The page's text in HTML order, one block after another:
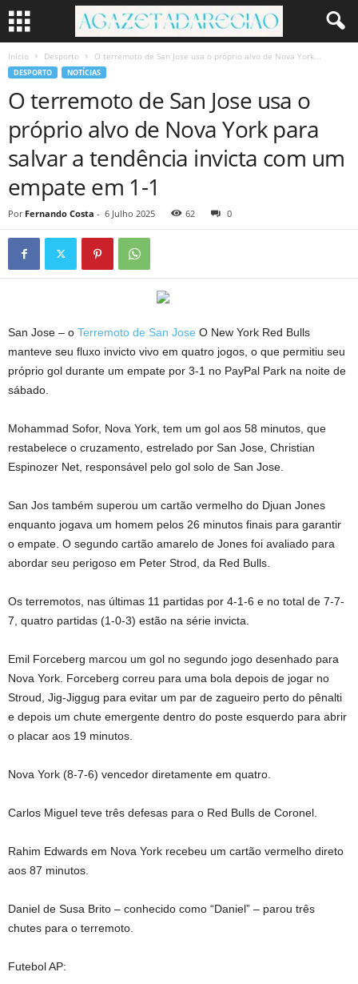
Início Desporto O terremoto de San Jose usa o próprio alvo de Nova York...
DESPORTO NOTÍCIAS
O terremoto de San Jose usa o
próprio alvo de Nova York para
salvar a tendência invicta com um
empate em 1-1
Por Fernando Costa - 6 Julho 2025 62 0
San Jose – o Terremoto de San Jose O New York Red Bulls
manteve seu fluxo invicto vivo em quatro jogos, o que permitiu seu
próprio gol durante um empate por 3-1 no PayPal Park na noite de
sábado.
Mohammad Sofor, Nova York, tem um gol aos 58 minutos, que
restabelece o cruzamento, estrelado por San Jose, Christian
Espinozer Net, responsável pelo gol solo de San Jose.
San Jos também superou um cartão vermelho do Djuan Jones
enquanto jogava um homem pelos 26 minutos finais para garantir
o empate. O segundo cartão amarelo de Jones foi avaliado para
abordar seu perigoso em Peter Strod, da Red Bulls.
Os terremotos, nas últimas 11 partidas por 4-1-6 e no total de 7-7-
7, quatro partidas (1-0-3) estão na série invicta.
Emil Forceberg marcou um gol no segundo jogo desenhado para
Nova York. Forceberg correu para uma bola depois de jogar no
Stroud, Jig-Jiggug para evitar um par de zagueiro perto do pênalti
e depois um chute emergente dentro do poste esquerdo para abrir
o placar aos 19 minutos.
Nova York (8-7-6) vencedor diretamente em quatro.
Carlos Miguel teve três defesas para o Red Bulls de Coronel.
Rahim Edwards em Nova York recebeu um cartão vermelho direto
aos 87 minutos.
Daniel de Susa Brito – conhecido como “Daniel” – parou três
chutes para o terremoto.
Futebol AP: